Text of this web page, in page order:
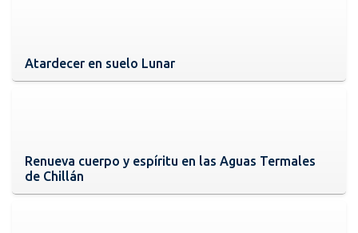
Atardecer en suelo Lunar
Renueva cuerpo y espíritu en las Aguas Termales
de Chillán